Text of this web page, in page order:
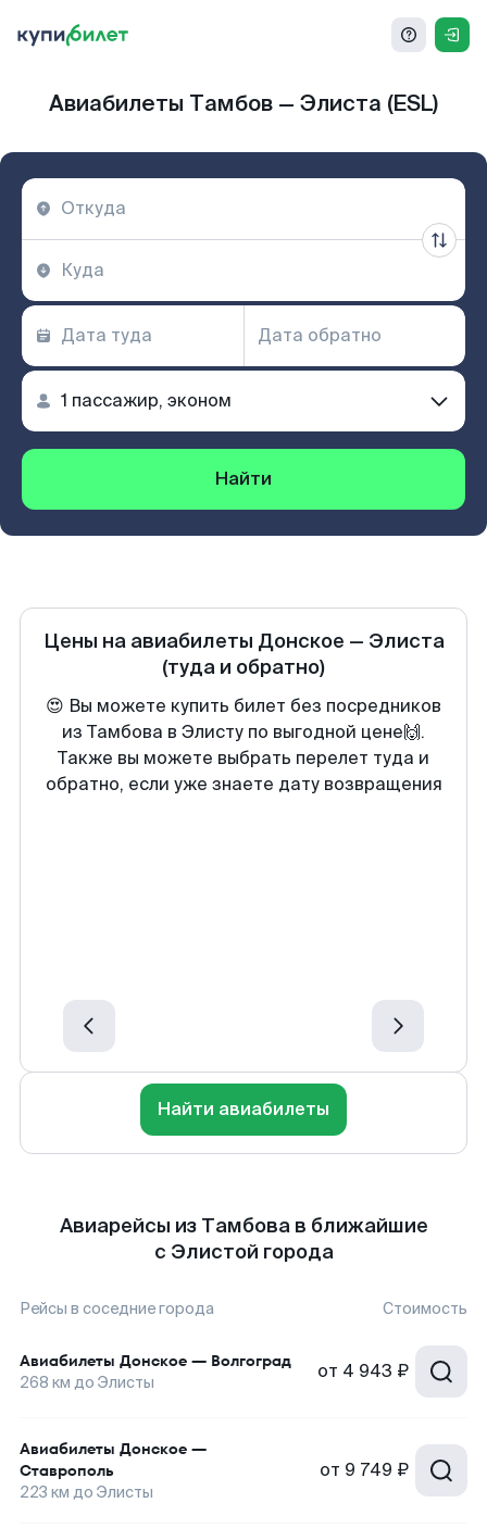
Авиабилеты Тамбов — Элиста (ESL)
Найти
Цены на авиабилеты Донское — Элиста
(туда и обратно)
😍 Вы можете купить билет без посредников
из Тамбова в Элисту по выгодной цене🙌.
Также вы можете выбрать перелет туда и
обратно, если уже знаете дату возвращения
Найти авиабилеты
Авиарейсы из Тамбова в ближайшие
с Элистой города
Рейсы в соседние города Стоимость
Авиабилеты Донское — Волгоград
268 км до Элисты от 4 943 ₽
Авиабилеты Донское —
Ставрополь
223 км до Элисты
от 9 749 ₽